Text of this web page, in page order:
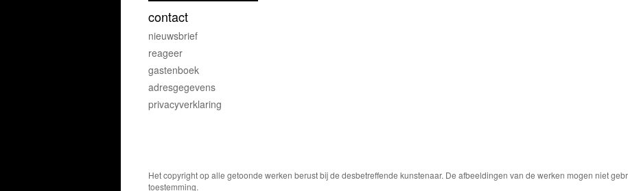
contact
nieuwsbrief
reageer
gastenboek
adresgegevens
privacyverklaring
Het copyright op alle getoonde werken berust bij de desbetreffende kunstenaar. De afbeeldingen van de werken mogen niet
toestemming.